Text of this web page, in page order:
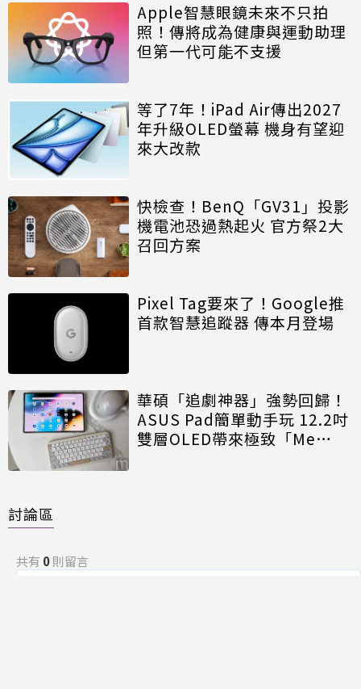
Apple智慧眼鏡未來不只拍
照！傳將成為健康與運動助理
但第一代可能不支援
等了7年！iPad Air傳出2027
年升級OLED螢幕 機身有望迎
來大改款
快檢查！BenQ「GV31」投影
機電池恐過熱起火 官方祭2大
召回方案
Pixel Tag要來了！Google推
首款智慧追蹤器 傳本月登場
華碩「追劇神器」強勢回歸！
ASUS Pad簡單動手玩 12.2吋
雙層OLED帶來極致「Me
討論區
共有 0則留言